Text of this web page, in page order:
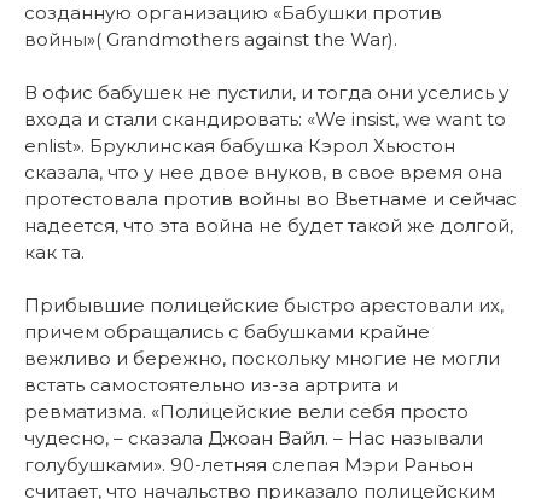
созданную организацию «Бабушки против
войны»( Grandmothers against the War).
В офис бабушек не пустили, и тогда они уселись у
входа и стали скандировать: «We insist, we want to
enlist». Бруклинская бабушка Кэрол Хьюстон
сказала, что у нее двое внуков, в свое время она
протестовала против войны во Вьетнаме и сейчас
надеется, что эта война не будет такой же долгой,
как та.
Прибывшие полицейские быстро арестовали их,
причем обращались с бабушками крайне
вежливо и бережно, поскольку многие не могли
встать самостоятельно из-за артрита и
ревматизма. «Полицейские вели себя просто
чудесно, – сказала Джоан Вайл. – Нас называли
голубушками». 90-летняя слепая Мэри Раньон
считает, что начальство приказало полицейским